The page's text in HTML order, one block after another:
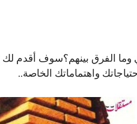
وما الفرق بينهم؟سوف أقدم
واهتماماتك الخاصة..